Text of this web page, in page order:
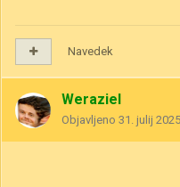
Navedek
Weraziel
Objavljeno 31. julij 2025